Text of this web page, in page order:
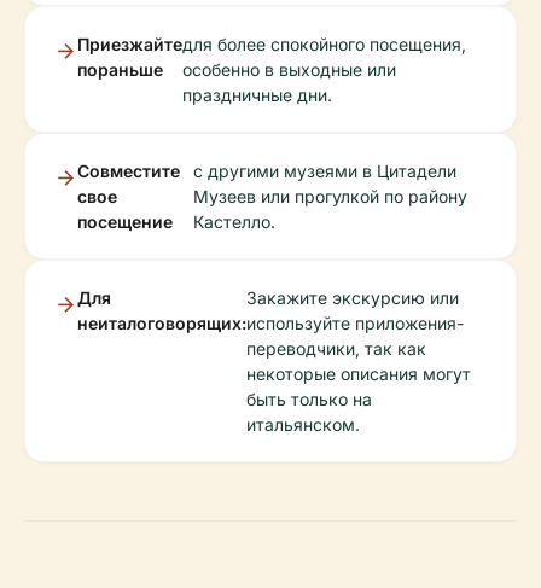
Приезжайте
пораньше
для более спокойного посещения,
особенно в выходные или
праздничные дни.
Совместите
свое
посещение
с другими музеями в Цитадели
Музеев или прогулкой по району
Кастелло.
Для
неиталоговорящих:
Закажите экскурсию или
используйте приложения-
переводчики, так как
некоторые описания могут
быть только на
итальянском.